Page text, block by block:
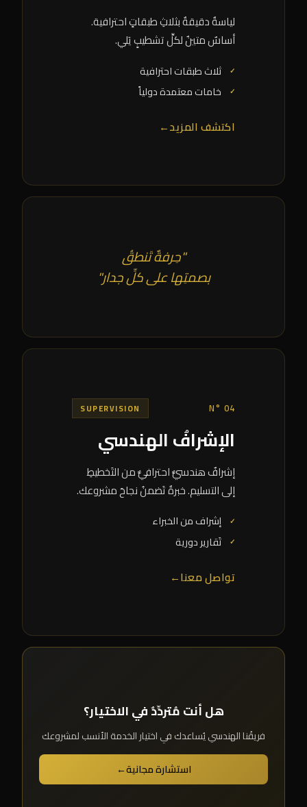
لياسةٌ دقيقةٌ بثلاثِ طبقاتٍ احترافية.
أساسٌ متينٌ لكلِّ تشطيبٍ يَلي.
ثلاث طبقات احترافية
خامات معتمدة دولياً
اكتشف المزيد←
"حِرفةٌ تَنطقُ
بصمتِها على كلِّ جدار"
N° 04
SUPERVISION
الإشرافُ الهندسي
إشرافٌ هندسيٌّ احترافيٌّ من التَخطيطِ
إلى التسليم. خبرةٌ تَضمنُ نجاحَ مشروعك.
إشراف من الخبراء
تَقارير دورية
تواصل معنا←
هل أنت مُتردِّدٌ في الاختيار؟
فريقُنا الهندسي يُساعدك في اختيار الخدمة الأنسب لمشروعك
استشارة مجانية←